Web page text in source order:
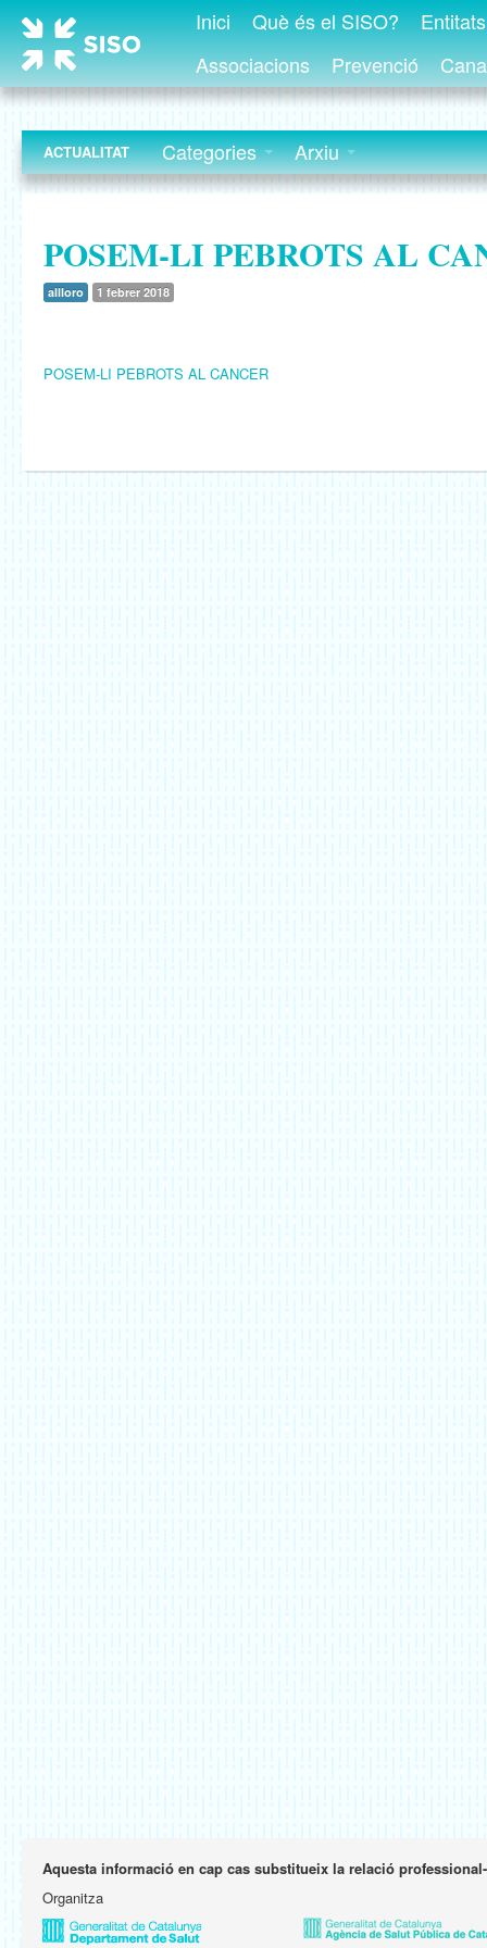
Inici Què és el SISO?
Associacions
Prevenció
ACTUALITAT Categories Arxiu
POSEM-LI PEBROTS AL
allloro 1 febrer 2018
POSEM-LI PEBROTS AL CANCER
Aquesta informació en cap cas substitueix la relació
Organitza